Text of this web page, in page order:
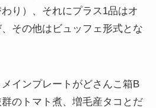
り）、それにプラス1品はオ
その他はビュッフェ形式とな
インプレートがどさんこ箱B
のトマト煮、増毛産タコとだ